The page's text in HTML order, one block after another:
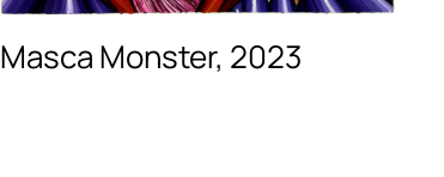
Masca Monster, 2023